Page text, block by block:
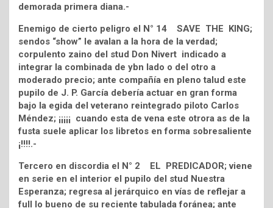
demorada primera diana.-
Enemigo de cierto peligro el N° 14 SAVE THE KING;
sendos “show” le avalan a la hora de la verdad;
corpulento zaino del stud Don Nivert indicado a
integrar la combinada de ybn lado o del otro a
moderado precio; ante compañía en pleno talud este
pupilo de J. P. García debería actuar en gran forma
bajo la egida del veterano reintegrado piloto Carlos
Méndez; ¡¡¡¡¡ cuando esta de vena este otrora as de la
fusta suele aplicar los libretos en forma sobresaliente
¡!!!!.-
Tercero en discordia el N° 2 EL PREDICADOR; viene
en serie en el interior el pupilo del stud Nuestra
Esperanza; regresa al jerárquico en vías de reflejar a
full lo bueno de su reciente tabulada foránea; ante